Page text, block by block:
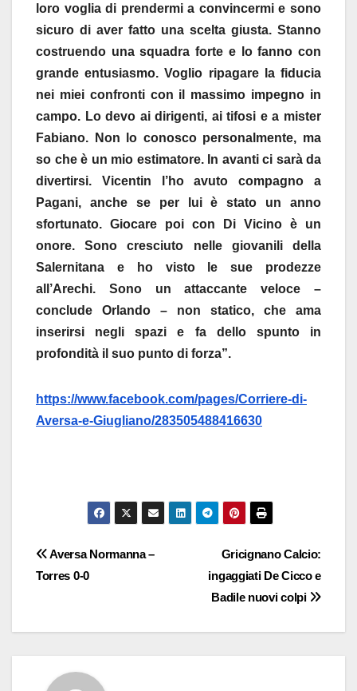
loro voglia di prendermi a convincermi e sono
sicuro di aver fatto una scelta giusta. Stanno
costruendo una squadra forte e lo fanno con
grande entusiasmo. Voglio ripagare la fiducia
nei miei confronti con il massimo impegno in
campo. Lo devo ai dirigenti, ai tifosi e a mister
Fabiano. Non lo conosco personalmente, ma
so che è un mio estimatore. In avanti ci sarà da
divertirsi. Vicentin l’ho avuto compagno a
Pagani, anche se per lui è stato un anno
sfortunato. Giocare poi con Di Vicino è un
onore. Sono cresciuto nelle giovanili della
Salernitana e ho visto le sue prodezze
all’Arechi. Sono un attaccante veloce –
conclude Orlando – non statico, che ama
inserirsi negli spazi e fa dello spunto in
profondità il suo punto di forza”.
https://www.facebook.com/pages/Corriere-di-
Aversa-e-Giugliano/283505488416630
Navigazione
Gricignano Calcio:
ingaggiati De Cicco e
Badile nuovi colpi
Aversa Normanna –
Torres 0-0